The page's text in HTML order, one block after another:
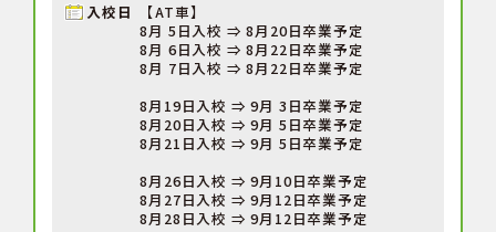
入校日
【AT車】
8月 5日入校 ⇒ 8月20日卒業予定
8月 6日入校 ⇒ 8月22日卒業予定
8月 7日入校 ⇒ 8月22日卒業予定
8月19日入校 ⇒ 9月 3日卒業予定
8月20日入校 ⇒ 9月 5日卒業予定
8月21日入校 ⇒ 9月 5日卒業予定
8月26日入校 ⇒ 9月10日卒業予定
8月27日入校 ⇒ 9月12日卒業予定
8月28日入校 ⇒ 9月12日卒業予定